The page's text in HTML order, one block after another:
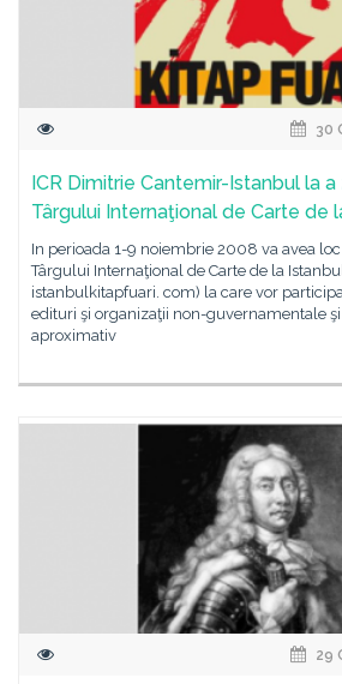
30
ICR Dimitrie Cantemir-Istanbul la
Târgului Internaţional de Carte de
In perioada 1-9 noiembrie 2008 va avea
Târgului Internaţional de Carte de la
istanbulkitapfuari. com) la care vor
edituri şi organizaţii non-guvernamentale
aproximativ
29